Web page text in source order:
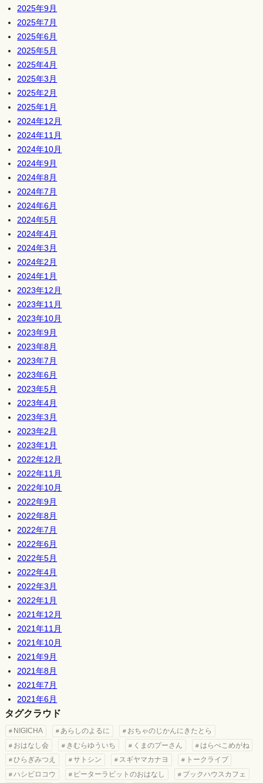
2025年9月
2025年7月
2025年6月
2025年5月
2025年4月
2025年3月
2025年2月
2025年1月
2024年12月
2024年11月
2024年10月
2024年9月
2024年8月
2024年7月
2024年6月
2024年5月
2024年4月
2024年3月
2024年2月
2024年1月
2023年12月
2023年11月
2023年10月
2023年9月
2023年8月
2023年7月
2023年6月
2023年5月
2023年4月
2023年3月
2023年2月
2023年1月
2022年12月
2022年11月
2022年10月
2022年9月
2022年8月
2022年7月
2022年6月
2022年5月
2022年4月
2022年3月
2022年1月
2021年12月
2021年11月
2021年10月
2021年9月
2021年8月
2021年7月
2021年6月
タグクラウド
NIGICHA あらしのよるに
おちゃのじかんにきたとら
おはなし会
きむらゆういち くまのプーさん
はらぺこめがね
ひらぎみつえ
サトシン スギヤマカナヨ
トークライブ
ハシビロコウ
ピーターラビットのおはなし
ブックハウスカフェ